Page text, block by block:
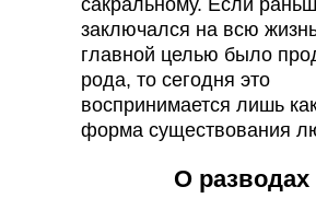
сакральному. Если
заключался на всю
главной целью было
рода, то сегодня это
воспринимается лишь
форма существования
О разводах